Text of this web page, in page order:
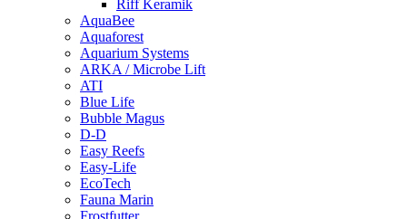
Riff Keramik
AquaBee
Aquaforest
Aquarium Systems
ARKA / Microbe Lift
ATI
Blue Life
Bubble Magus
D-D
Easy Reefs
Easy-Life
EcoTech
Fauna Marin
Frostfutter